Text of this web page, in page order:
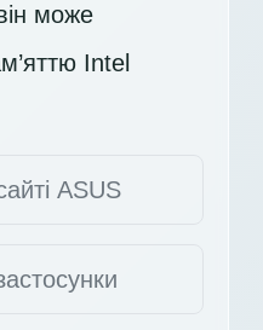
може
Intel
ASUS